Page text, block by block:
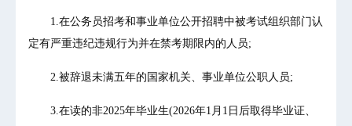
1.在公务员招考和事业单位公开招聘中被考试组织部门认
定有严重违纪违规行为并在禁考期限内的人员;
2.被辞退未满五年的国家机关、事业单位公职人员;
3.在读的非2025年毕业生(2026年1月1日后取得毕业证、